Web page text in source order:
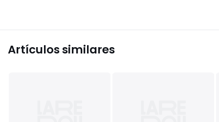
Artículos similares